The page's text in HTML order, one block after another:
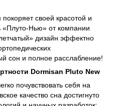
своей красотой и
Нью» от компании
дизайн эффектно
сон и полное расслабление!
Dormisan Pluto New
почувствовать себя на
качество сна достигнуто